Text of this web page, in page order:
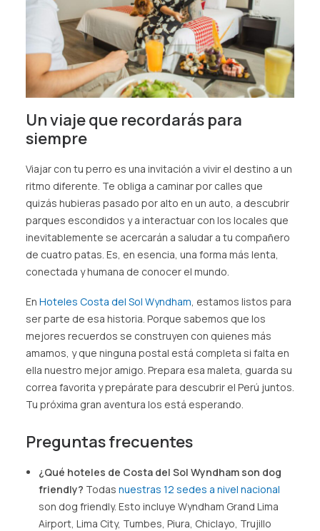
Un viaje que recordarás para
siempre
Viajar con tu perro es una invitación a vivir el destino a un
ritmo diferente. Te obliga a caminar por calles que
quizás hubieras pasado por alto en un auto, a descubrir
parques escondidos y a interactuar con los locales que
inevitablemente se acercarán a saludar a tu compañero
de cuatro patas. Es, en esencia, una forma más lenta,
conectada y humana de conocer el mundo.
En Hoteles Costa del Sol Wyndham, estamos listos para
ser parte de esa historia. Porque sabemos que los
mejores recuerdos se construyen con quienes más
amamos, y que ninguna postal está completa si falta en
ella nuestro mejor amigo. Prepara esa maleta, guarda su
correa favorita y prepárate para descubrir el Perú juntos.
Tu próxima gran aventura los está esperando.
Preguntas frecuentes
¿Qué hoteles de Costa del Sol Wyndham son dog
friendly? Todas nuestras 12 sedes a nivel nacional
son dog friendly. Esto incluye Wyndham Grand Lima
Airport, Lima City, Tumbes, Piura, Chiclayo, Trujillo